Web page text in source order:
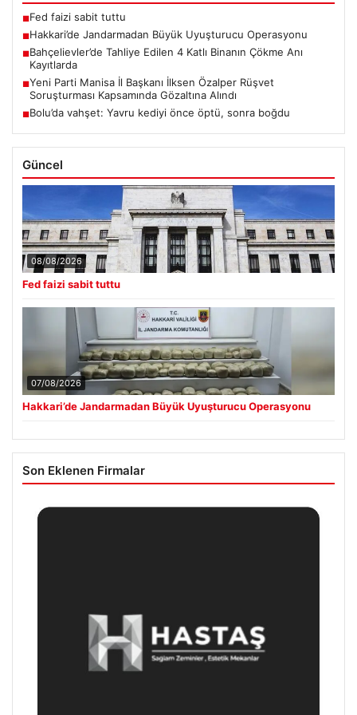
■Fed faizi sabit tuttu
■Hakkari’de Jandarmadan Büyük Uyuşturucu Operasyonu
■Bahçelievler’de Tahliye Edilen 4 Katlı Binanın Çökme Anı
Kayıtlarda
■Yeni Parti Manisa İl Başkanı İlksen Özalper Rüşvet
Soruşturması Kapsamında Gözaltına Alındı
■Bolu’da vahşet: Yavru kediyi önce öptü, sonra boğdu
Güncel
08/08/2026
Fed faizi sabit tuttu
07/08/2026
Hakkari’de Jandarmadan Büyük Uyuşturucu Operasyonu
Son Eklenen Firmalar